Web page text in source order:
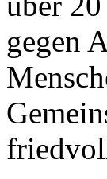
gegen